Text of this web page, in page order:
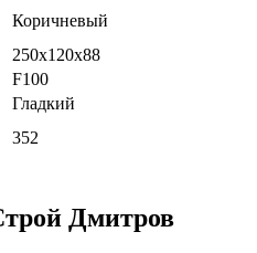
Коричневый
250х120х88
F100
Гладкий
352
Дмитров